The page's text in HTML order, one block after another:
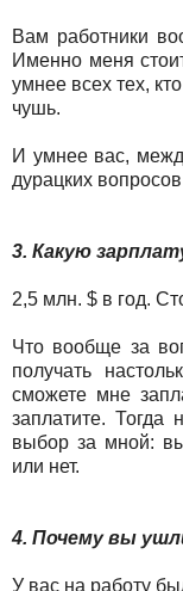
Вам работники
Именно меня
умнее всех тех,
чушь.
И умнее вас,
дурацких
3. Какую
2,5 млн. $ в год.
Что вообще за
получать
сможете мне
заплатите. Тогда
выбор за мной:
или нет.
4. Почему вы
У вас на работу